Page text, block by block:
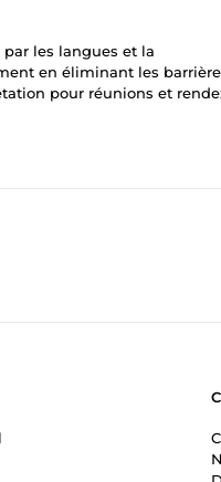
les langues et la
en éliminant les
pour réunions et
linguistique pour démarches
fidèle, claire et
📚 Expérience : J’interviens